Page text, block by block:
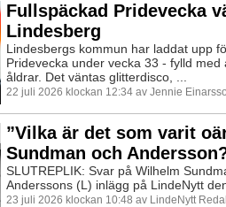
Fullspäckad Pridevecka
Lindesberg
Lindesbergs kommun har laddat upp
Pridevecka under vecka 33 - fylld med
åldrar. Det väntas glitterdisco, ...
22 juli 2026 klockan 12:34 av Jennie
”Vilka är det som varit
Sundman och
SLUTREPLIK: Svar på Wilhelm
Anderssons (L) inlägg på LindeNytt
23 juli 2026 klockan 10:48 av LindeNytt